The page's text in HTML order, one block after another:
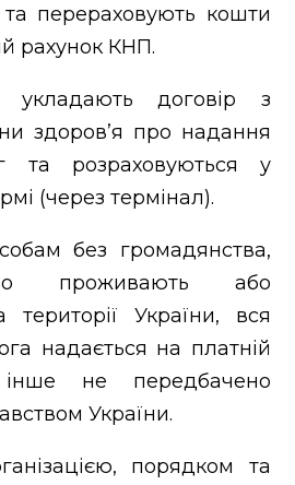
перераховують кошти
рахунок КНП.
укладають договір з
здоров’я про надання
та розраховуються у
(через термінал).
без громадянства,
проживають або
території України, вся
надається на платній
не передбачено
України.
порядком та